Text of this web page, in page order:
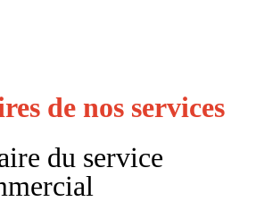
de nos services
du service